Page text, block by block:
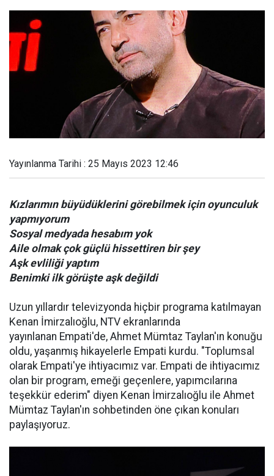
Yayınlanma Tarihi : 25 Mayıs 2023 12:46
Kızlarımın büyüdüklerini görebilmek için oyunculuk
yapmıyorum
Sosyal medyada hesabım yok
Aile olmak çok güçlü hissettiren bir şey
Aşk evliliği yaptım
Benimki ilk görüşte aşk değildi
Uzun yıllardır televizyonda hiçbir programa katılmayan
Kenan İmirzalıoğlu, NTV ekranlarında
yayınlanan Empati'de, Ahmet Mümtaz Taylan'ın konuğu
oldu, yaşanmış hikayelerle Empati kurdu. "Toplumsal
olarak Empati'ye ihtiyacımız var. Empati de ihtiyacımız
olan bir program, emeği geçenlere, yapımcılarına
teşekkür ederim" diyen Kenan İmirzalıoğlu ile Ahmet
Mümtaz Taylan'ın sohbetinden öne çıkan konuları
paylaşıyoruz.